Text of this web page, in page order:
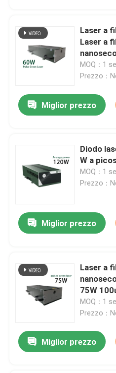
Laser a
Laser a
MOQ：1
Prezzo：
Miglior prezzo
Diodo
W a
MOQ：1
Prezzo：
Miglior prezzo
Laser a
75W
singolo
MOQ：1
Prezzo：
Miglior prezzo